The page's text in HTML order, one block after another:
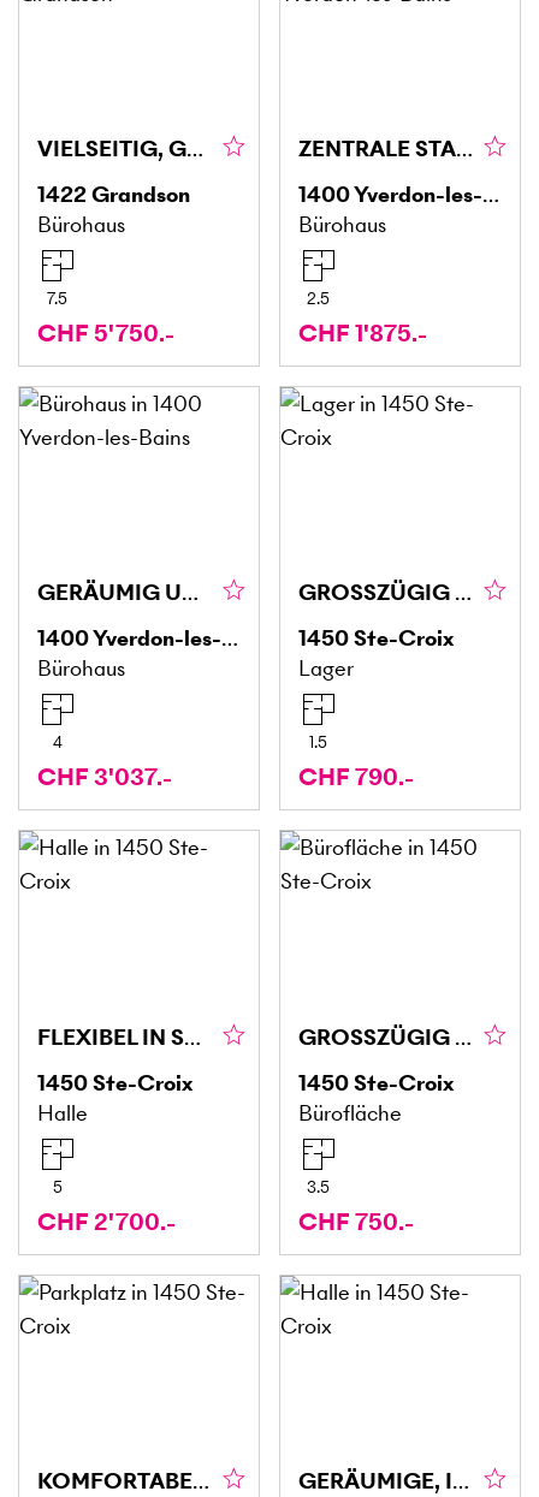
VIELSEITIG, GROSSZÜGIG, PROFESSIONELL
1422Grandson
Bürohaus
7.5
CHF 5'750.-
ZENTRALE STADTLAGE MIT HOHER SICHTBARKEIT
1400Yverdon-les-Bains
Bürohaus
2.5
CHF 1'875.-
GERÄUMIG UND MODERN
1400Yverdon-les-Bains
Bürohaus
4
CHF 3'037.-
GROSSZÜGIG MIT POTENZIAL, INKLUSIVE EINSTELLBOX (3)
1450Ste-Croix
Lager
1.5
CHF 790.-
FLEXIBEL IN STRATEGISCHER LAGE (5)
1450Ste-Croix
Halle
5
CHF 2'700.-
GROSSZÜGIG UND VIELSEITIG NUTZBAR (6)
1450Ste-Croix
Bürofläche
3.5
CHF 750.-
KOMFORTABEL UND VIELSEITIG
GERÄUMIGE, INKLUSIVE PARKPLATZ (4)